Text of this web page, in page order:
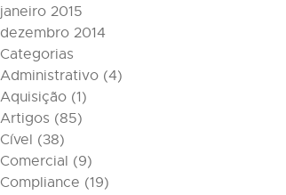
janeiro 2015
dezembro 2014
Categorias
Administrativo (4)
Aquisição (1)
Artigos (85)
Cível (38)
Comercial (9)
Compliance (19)